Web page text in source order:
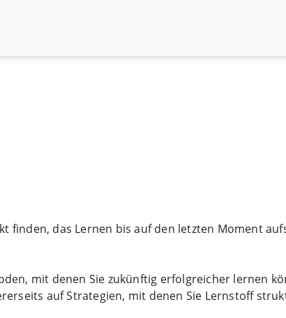
finden, das Lernen bis auf den letzten Moment
mit denen Sie zukünftig erfolgreicher lernen
auf Strategien, mit denen Sie Lernstoff